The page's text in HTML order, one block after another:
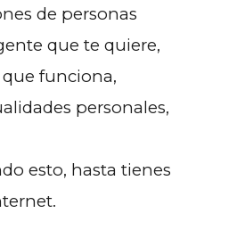
de personas
que te quiere,
funciona,
personales,
esto, hasta tienes